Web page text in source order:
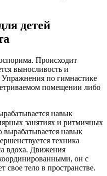
детей
Происходит
выносливость и
Упражнения по гимнастике
помещении либо
навык
занятиях и ритмичных
вырабатывается навык
техника
вдоха. Движения
он с
свое тело в пространстве.